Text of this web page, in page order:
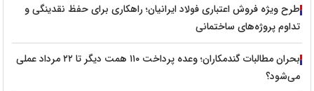
طرح ویژه فروش اعتباری فولاد ایرانیان؛ راهکاری برای حفظ نقدینگی و
تداوم پروژه‌های ساختمانی
بحران مطالبات گندمکاران؛ وعده پرداخت ۱۱۰ همت دیگر تا ۲۲ مرداد عملی
می‌شود؟